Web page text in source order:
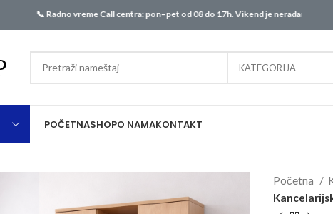
📞 Radno vreme Call centra: pon–pet od 08 do 17h. Vikend je neradan – sve
KATEGORIJA
POČETNASHOPO NAMAKONTAKT
Početna